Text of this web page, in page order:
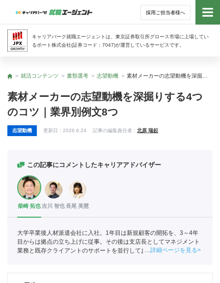
採用ご担当者様へ
キャリアパーク就職エージェントは、東京証券取引所グロース市場に上場してい
るポート株式会社(証券コード：7047)が運営しているサービスです。
トッ
トップ
就活コンテンツ 書類選考 志望動機
素材メーカーの志望動機を深掘りする4つ
のコツ｜業界別例文8つ
志望動機 更新日： 2026.6.24 記事の編集責任者： 北原 瑞起
この記事にコメントしたキャリアアドバイザー
柴崎 拓也吉川 智也長尾 美慧
大学卒業後人材派遣会社に入社。1年目は新規顧客の開拓を、3～4年
目からは拠点の立ち上げに従事。その後は支店長としてマネジメント
業務と既存クライアントのサポートを並行しておこなう。現在はポー
詳細ページを見る